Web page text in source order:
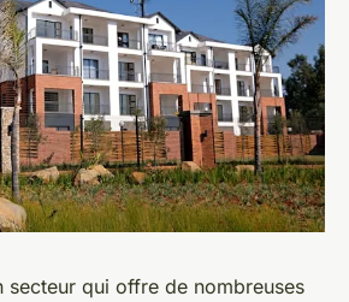
secteur qui offre de nombreuses